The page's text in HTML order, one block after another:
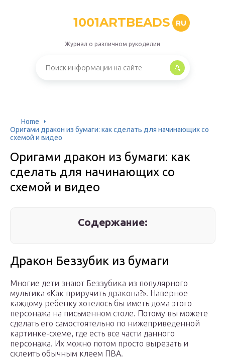
1001ARTBEADS RU
Журнал о различном рукоделии
Home
Оригами дракон из бумаги: как сделать для начинающих со
схемой и видео
Оригами дракон из бумаги: как
сделать для начинающих со
схемой и видео
Содержание:
Дракон Беззубик из бумаги
Многие дети знают Беззубика из популярного
мультика «Как приручить дракона?». Наверное
каждому ребенку хотелось бы иметь дома этого
персонажа на письменном столе. Потому вы можете
сделать его самостоятельно по нижеприведенной
картинке-схеме, где есть все части данного
персонажа. Их можно потом просто вырезать и
склеить обычным клеем ПВА.